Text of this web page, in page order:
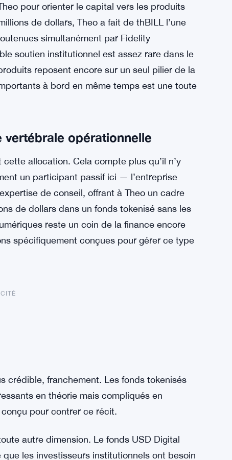
pour orienter le capital vers les produits
de dollars, Theo a fait de thBILL l’une
simultanément par Fidelity
soutien institutionnel est assez rare dans le
reposent encore sur un seul pilier de la
à bord en même temps est une toute
opérationnelle
allocation. Cela compte plus qu’il n’y
un participant passif ici — l’entreprise
de conseil, offrant à Theo un cadre
de dollars dans un fonds tokenisé sans les
reste un coin de la finance encore
spécifiquement conçues pour gérer ce type